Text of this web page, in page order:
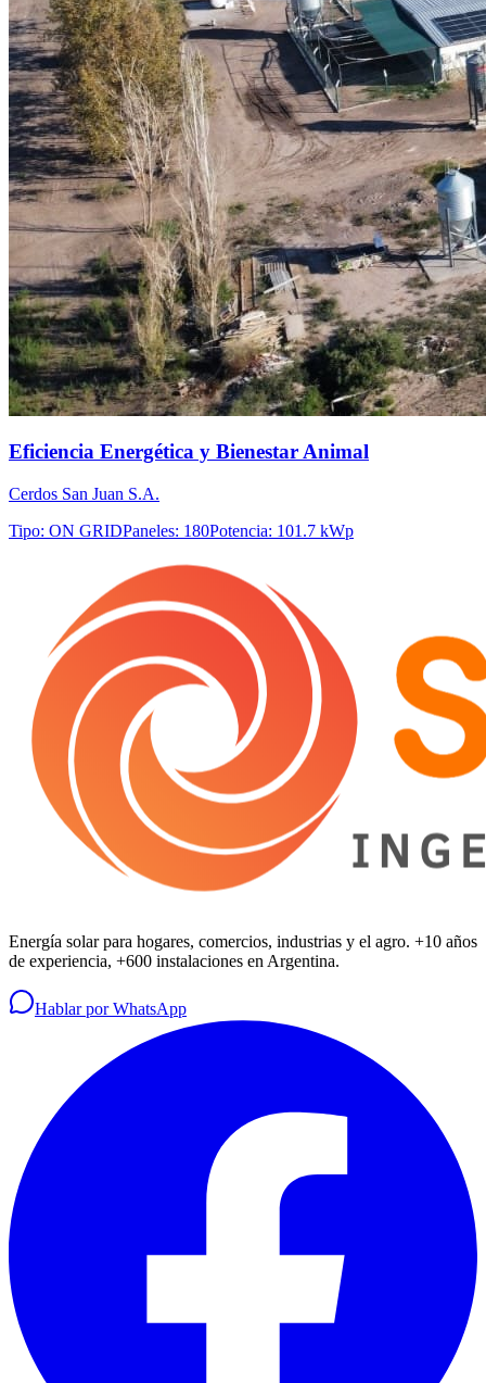
Eficiencia Energética y Bienestar Animal
Cerdos San Juan S.A.
Tipo: ON GRIDPaneles: 180Potencia: 101.7 kWp
Energía solar para hogares, comercios, industrias y el agro. +10 años
de experiencia, +600 instalaciones en Argentina.
Hablar por WhatsApp